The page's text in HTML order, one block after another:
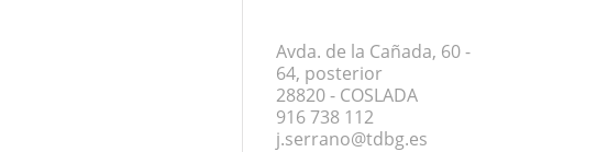
Avda. de la Cañada, 60 -
64, posterior
28820 - COSLADA
916 738 112
j.serrano@tdbg.es